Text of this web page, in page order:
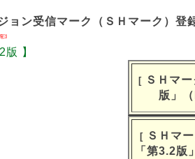
ョン受信マーク（ＳＨマーク）登
】
[ ＳＨマ
版」
[ ＳＨマ
「第3.2版